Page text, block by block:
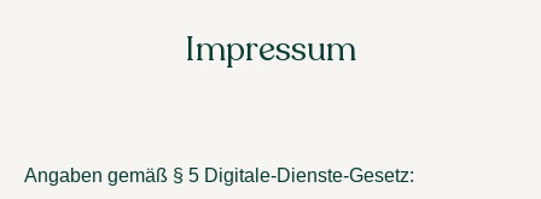
Impressum
Angaben gemäß § 5 Digitale-Dienste-Gesetz: